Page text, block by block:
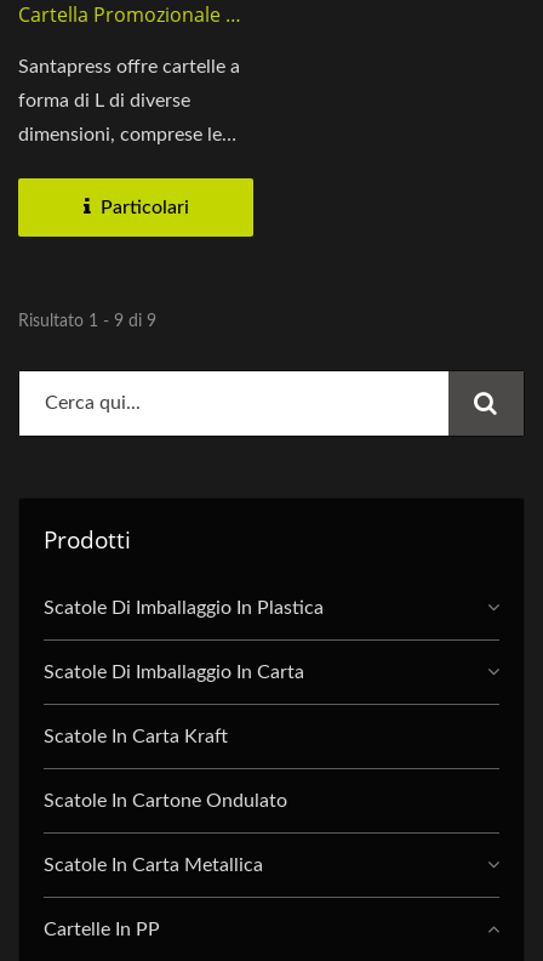
Personalizzata
Cartella Promozionale Da
Santapress offre cartelle a
forma di L di diverse
dimensioni, comprese le
Particolari
Risultato 1 - 9 di 9
Prodotti
Scatole Di Imballaggio In Plastica
Scatole Di Imballaggio In Carta
Scatole In Carta Kraft
Scatole In Cartone Ondulato
Scatole In Carta Metallica
Cartelle In PP